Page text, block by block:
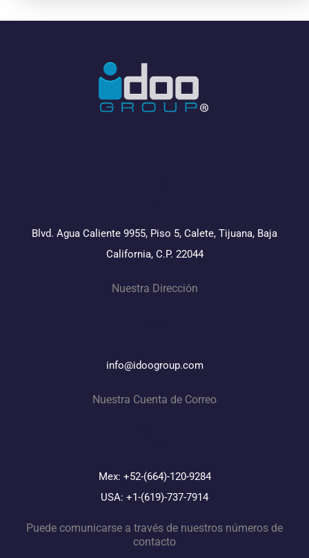
Blvd. Agua Caliente 9955, Piso 5, Calete, Tijuana, Baja
California, C.P. 22044
Nuestra Dirección
info@idoogroup.com
Nuestra Cuenta de Correo
Mex: +52-(664)-120-9284
USA: +1-(619)-737-7914
Puede comunicarse a través de nuestros números de
contacto